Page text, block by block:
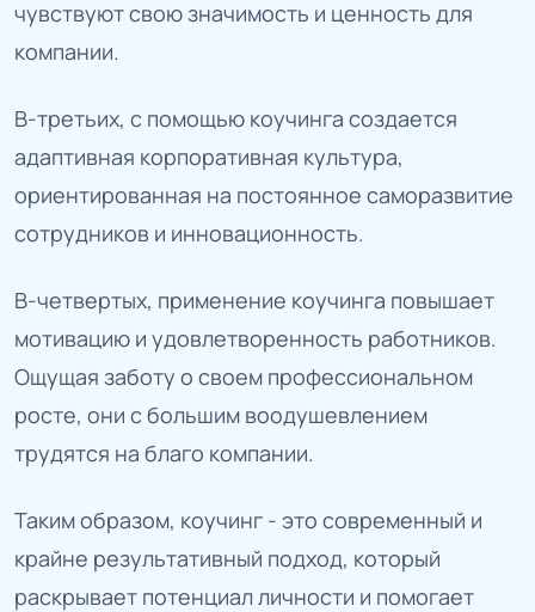
чувствуют свою значимость и ценность для
компании.
В-третьих, с помощью коучинга создается
адаптивная корпоративная культура,
ориентированная на постоянное саморазвитие
сотрудников и инновационность.
В-четвертых, применение коучинга повышает
мотивацию и удовлетворенность работников.
Ощущая заботу о своем профессиональном
росте, они с большим воодушевлением
трудятся на благо компании.
Таким образом, коучинг - это современный и
крайне результативный подход, который
раскрывает потенциал личности и помогает